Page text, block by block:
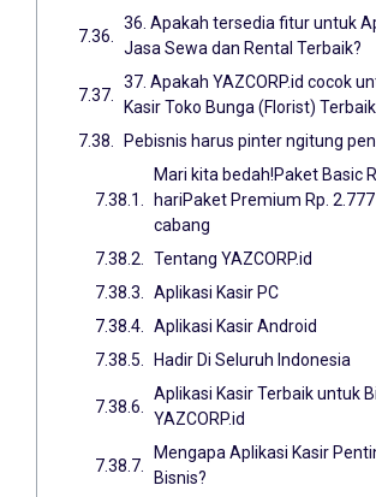
36. Apakah tersedia fitur untuk
Jasa Sewa dan Rental Terbaik?
37. Apakah YAZCORP.id cocok
Kasir Toko Bunga (Florist)
Pebisnis harus pinter ngitung
Mari kita bedah!Paket Basic
hariPaket Premium Rp.
cabang
Tentang YAZCORP.id
Aplikasi Kasir PC
Aplikasi Kasir Android
Hadir Di Seluruh Indonesia
Aplikasi Kasir Terbaik untuk
YAZCORP.id
Mengapa Aplikasi Kasir
Bisnis?